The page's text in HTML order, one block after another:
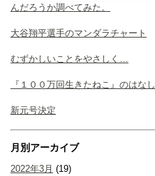
んだろうか調べてみた。
大谷翔平選手のマンダラチャート
むずかしいことをやさしく…
『１００万回生きたねこ』のはなし
新元号決定
月別アーカイブ
2022年3月 (19)